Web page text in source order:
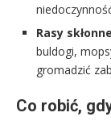
Rasy
buldogi,
gromadzić
Co robić,